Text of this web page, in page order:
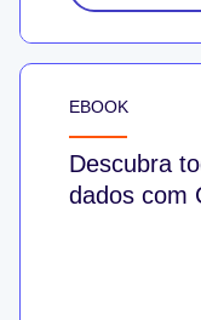
EBOOK
Descubra
dados com